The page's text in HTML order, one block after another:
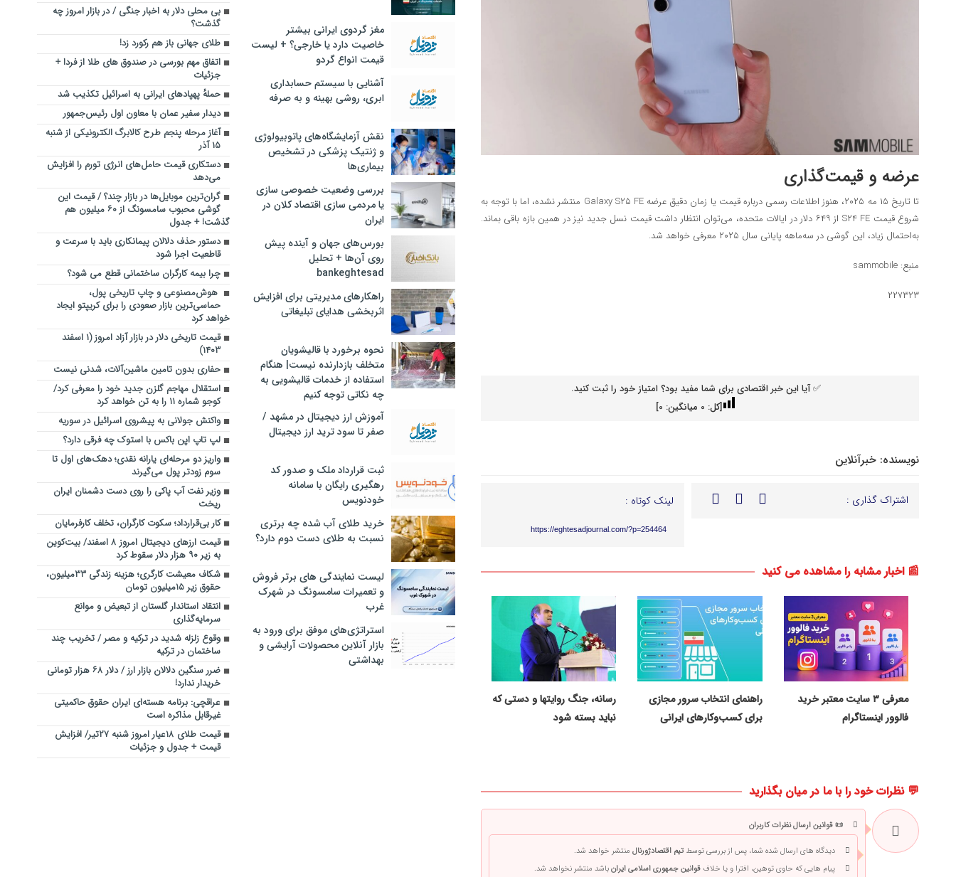
عرضه و قیمت‌گذاری
تا تاریخ ۱۵ مه ۲۰۲۵، هنوز اطلاعات رسمی درباره قیمت یا زمان دقیق عرضه Galaxy S۲۵ FE منتشر نشده، اما با توجه به
شروع قیمت S۲۴ FE از ۶۴۹ دلار در ایالات متحده، می‌توان انتظار داشت قیمت نسل جدید نیز در همین بازه باقی بماند.
به‌احتمال زیاد، این گوشی در سه‌ماهه پایانی سال ۲۰۲۵ معرفی خواهد شد.
منبع: sammobile
۲۲۷۳۲۳
✅ آیا این خبر اقتصادی برای شما مفید بود؟ امتیاز خود را ثبت کنید.
[کل: 0 میانگین: 0
]
نویسنده: خبرآنلاین
اشتراک گذاری : لینک کوتاه :
https://eghtesadjournal.com/?p=254464
📰 اخبار مشابه را مشاهده می کنید
معرفی ۳ سایت معتبر خرید
فالوور اینستاگرام
راهنمای انتخاب سرور مجازی
برای کسب‌وکارهای ایرانی
رسانه، جنگ روایتها و دستی که
نباید بسته شود
💬 نظرات خود را با ما در میان بگذارید
📜 قوانین ارسال نظرات کاربران
دیدگاه های ارسال شده شما، پس از بررسی توسط تیم اقتصادژورنال منتشر خواهد شد.
پیام هایی که حاوی توهین، افترا و یا خلاف قوانین جمهوری اسلامی ایرانباشد منتشر نخواهد شد.
مغز گردوی ایرانی بیشتر
خاصیت دارد یا خارجی؟ + لیست
قیمت انواع گردو
آشنایی با سیستم حسابداری
ابری، روشی بهینه و به صرفه
نقش آزمایشگاه‌های پاتوبیولوژی
و ژنتیک پزشکی در تشخیص
بیماری‌ها
بررسی وضعیت خصوصی سازی
یا مردمی سازی اقتصاد کلان در
ایران
بورس‌های جهان و آینده پیش
روی آن‌ها + تحلیل
bankeghtesad
راهکارهای مدیریتی برای افزایش
اثربخشی هدایای تبلیغاتی
نحوه برخورد با قالیشویان
متخلف بازدارنده نیست| هنگام
استفاده از خدمات قالیشویی به
چه نکاتی توجه کنیم
آموزش ارز دیجیتال در مشهد /
صفر تا سود ترید ارز دیجیتال
ثبت قرارداد ملک و صدور کد
رهگیری رایگان با سامانه
خودنویس
خرید طلای آب شده چه برتری
نسبت به طلای دست دوم دارد؟
لیست نمایندگی های برتر فروش
و تعمیرات سامسونگ در شهرک
غرب
استراتژی‌های موفق برای ورود به
بازار آنلاین محصولات آرایشی و
بهداشتی
بی محلی دلار به اخبار جنگی / در بازار امروز چه
گذشت؟
طلای جهانی باز هم رکورد زد!
اتفاق مهم بورسی در صندوق های طلا از فردا +
جزئیات
حملهٔ پهپادهای ایرانی به اسرائیل تکذیب شد
دیدار سفیر عمان با معاون اول رئیس‌جمهور
آغاز مرحله پنجم طرح کالابرگ الکترونیکی از شنبه
۱۵ آذر
دستکاری قیمت حامل‌های انرژی تورم را افزایش
می‌دهد
گران‌ترین موبایل‌ها در بازار چند؟ / قیمت این
گوشی محبوب سامسونگ از ۶۰ میلیون هم
گذشت! + جدول
دستور حذف دلالان پیمانکاری باید با سرعت و
قاطعیت اجرا شود
چرا بیمه کارگران ساختمانی قطع می‌ شود؟
هوش‌مصنوعی و چاپ تاریخی پول،
حماسی‌ترین بازار صعودی را برای کریپتو ایجاد
خواهد کرد
قیمت تاریخی دلار در بازار آزاد امروز (۱ اسفند
۱۴۰۳)
حفاری بدون تامین ماشین‌آلات، شدنی نیست
استقلال مهاجم گلزن جدید خود را معرفی کرد/
کوجو شماره ۱۱ را به تن خواهد کرد
واکنش جولانی به پیشروی اسرائیل در سوریه
لپ تاپ اپن باکس با استوک چه فرقی دارد؟
واریز دو مرحله‌ای یارانه نقدی؛ دهک‌های اول تا
سوم زودتر پول می‌گیرند
وزیر نفت آب پاکی را روی دست دشمنان ایران
ریخت
کار بی‌قرارداد؛ سکوت کارگران، تخلف کارفرمایان
قیمت ارزهای دیجیتال امروز ۸ اسفند/ بیت‌کوین
به زیر ۹۰ هزار دلار سقوط کرد
شکاف معیشت کارگری؛ هزینه زندگی ۳۳میلیون،
حقوق زیر ۱۵میلیون تومان
انتقاد استاندار گلستان از تبعیض و موانع
سرمایه‌گذاری
وقوع زلزله شدید در ترکیه و مصر / تخریب چند
ساختمان در ترکیه
ضرر سنگین دلالان بازار ارز / دلار ۶۸ هزار تومانی
خریدار ندارد!
عراقچی: برنامه هسته‌ای ایران حقوق حاکمیتی
غیرقابل مذاکره است
قیمت طلای ۱۸عیار امروز شنبه ۲۷تیر/ افزایش
قیمت + جدول و جزئیات